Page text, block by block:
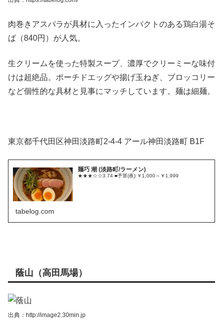
肉巻きアスパラが具材に入ったインパクトのある鶏白湯そ
ば（840円）が人気。
生クリームを使った特製スープ、濃厚でクリーミーな味付
けは超絶品。ポーチドエッグや揚げ玉ねぎ、ブロッコリー
など個性的な具材と見事にマッチしています。麺は細麺。
東京都千代田区神田淡路町2-4-4 アール神田淡路町 B1F
麺巧 潮 (淡路町/ラーメン)
★★★☆☆3.74 ■予算(夜):￥1,000～￥1,999
tabelog.com
蔭山（高田馬場）
出典：http://image2.30min.jp